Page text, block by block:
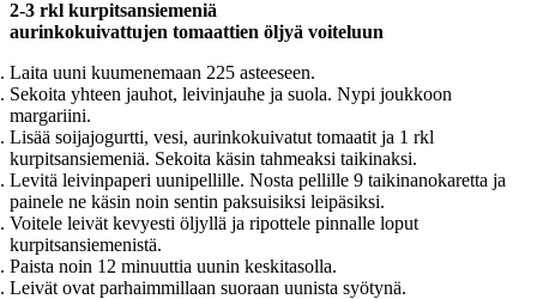
2-3 rkl kurpitsansiemeniä
aurinkokuivattujen tomaattien öljyä voiteluun
Laita uuni kuumenemaan 225 asteeseen.
Sekoita yhteen jauhot, leivinjauhe ja suola. Nypi joukkoon
margariini.
Lisää soijajogurtti, vesi, aurinkokuivatut tomaatit ja 1 rkl
kurpitsansiemeniä. Sekoita käsin tahmeaksi taikinaksi.
Levitä leivinpaperi uunipellille. Nosta pellille 9 taikinanokaretta ja
painele ne käsin noin sentin paksuisiksi leipäsiksi.
Voitele leivät kevyesti öljyllä ja ripottele pinnalle loput
kurpitsansiemenistä.
Paista noin 12 minuuttia uunin keskitasolla.
Leivät ovat parhaimmillaan suoraan uunista syötynä.